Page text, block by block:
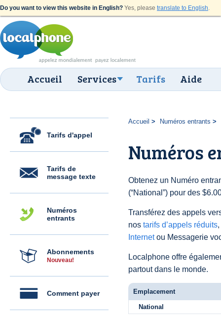
Do you want to view this website in English? Yes, please translate to English.
Accueil Services Tarifs Aide
Tarifs d'appel
Tarifs de
message texte
Numéros
entrants
Abonnements
Nouveau!
Comment payer
Accueil Numéros entrants
Numéros
Obtenez un Numéro
(“National”) pour des
Transférez des appels
nos tarifs d’appels réduits
Internetou Messagerie
Localphone offre
partout dans le monde.
Emplacement
National